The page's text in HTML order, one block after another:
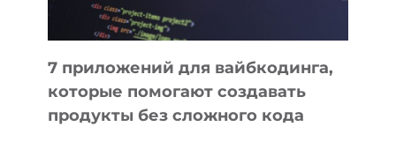
7 приложений для вайбкодинга,
которые помогают создавать
продукты без сложного кода